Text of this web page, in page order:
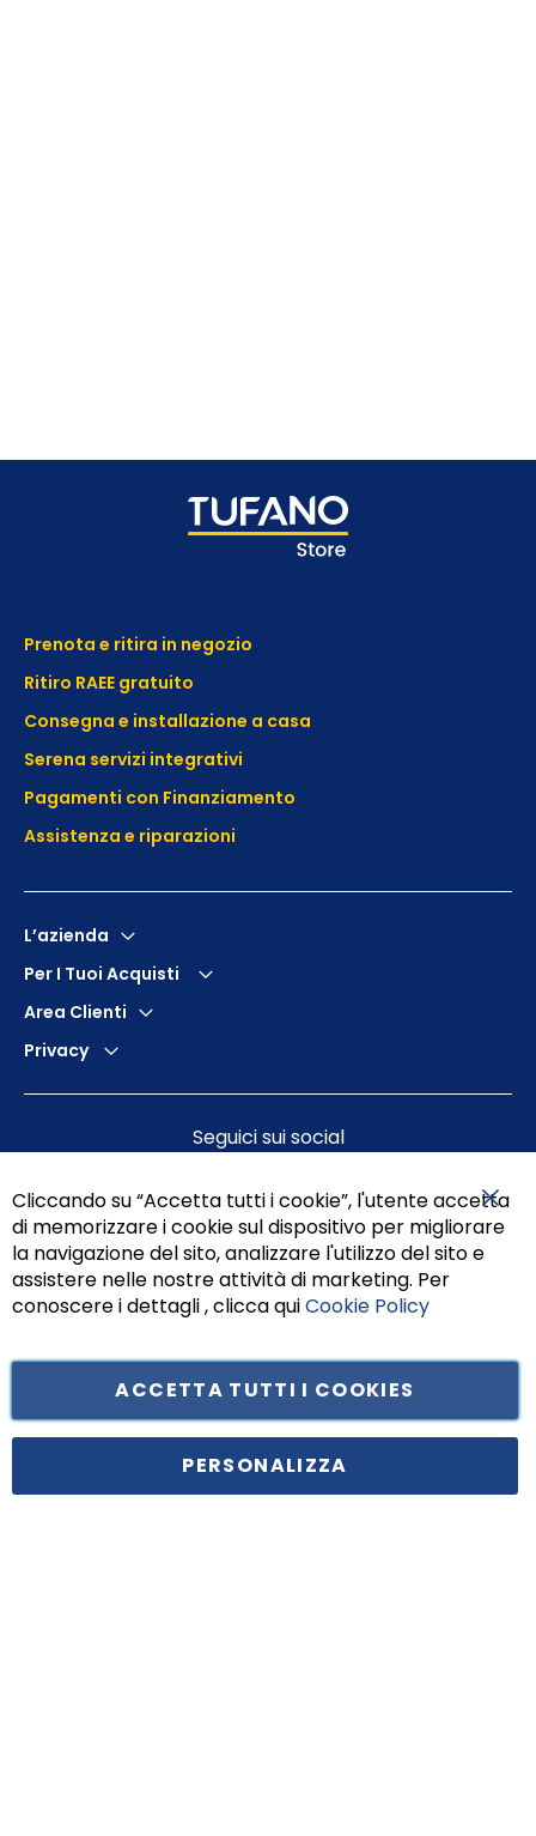
Prenota e ritira in negozio
Ritiro RAEE gratuito
Consegna e installazione a casa
Serena servizi integrativi
Pagamenti con Finanziamento
Assistenza e riparazioni
L’azienda
Per I Tuoi Acquisti
Area Clienti
Privacy
Seguici sui social
Principe di Piemonte 199, cap. 80026 Casoria (NA) - C.F. 05834470634 -
Cliccando su “Accetta tutti i cookie”, l'utente accetta
di memorizzare i cookie sul dispositivo per migliorare
la navigazione del sito, analizzare l'utilizzo del sito e
assistere nelle nostre attività di marketing. Per
conoscere i dettagli , clicca quiCookie Policy
ACCETTA TUTTI I COOKIES
PERSONALIZZA